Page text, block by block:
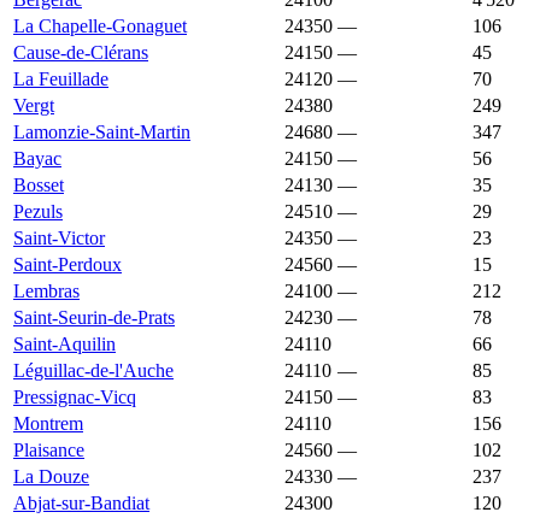
La Chapelle-Gonaguet
24350 —
106
Cause-de-Clérans
24150 —
45
La Feuillade
24120 —
70
Vergt
24380
249
Lamonzie-Saint-Martin
24680 —
347
Bayac
24150 —
56
Bosset
24130 —
35
Pezuls
24510 —
29
Saint-Victor
24350 —
23
Saint-Perdoux
24560 —
15
Lembras
24100 —
212
Saint-Seurin-de-Prats
24230 —
78
Saint-Aquilin
24110
66
Léguillac-de-l'Auche
24110 —
85
Pressignac-Vicq
24150 —
83
Montrem
24110
156
Plaisance
24560 —
102
La Douze
24330 —
237
Abjat-sur-Bandiat
24300
120